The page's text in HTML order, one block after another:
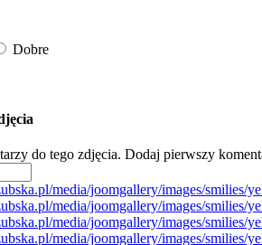
Dobre
do tego zdjęcia. Dodaj pierwszy